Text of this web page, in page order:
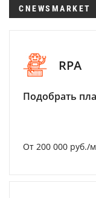
CNEWSMARKET
RPA
Подобрать
От 200 000 руб./